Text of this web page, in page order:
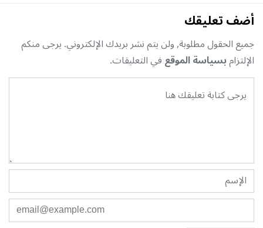
أضف تعليقك
جميع الحقول مطلوبة, ولن يتم نشر بريدك الإلكتروني. يرجى منكم
الإلتزامبسياسة الموقعفي التعليقات.